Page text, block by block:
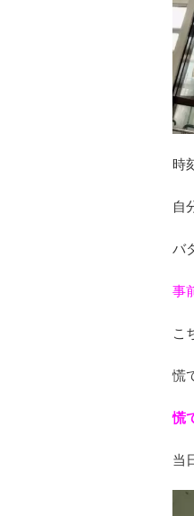
時
自
バ
事
こ
慌
慌
当